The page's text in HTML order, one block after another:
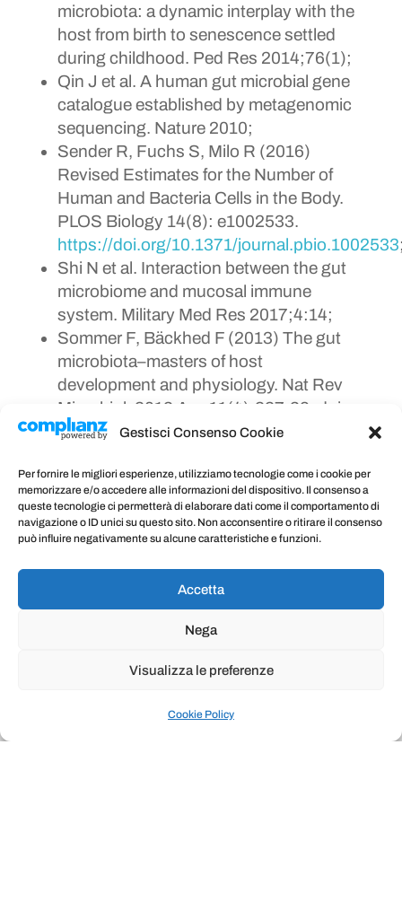
Gestisci Consenso Cookie
Per fornire le migliori esperienze, utilizziamo tecnologie come i cookie per
memorizzare e/o accedere alle informazioni del dispositivo. Il consenso a
queste tecnologie ci permetterà di elaborare dati come il comportamento di
navigazione o ID unici su questo sito. Non acconsentire o ritirare il consenso
può influire negativamente su alcune caratteristiche e funzioni.
Accetta
Nega
Visualizza le preferenze
Cookie Policy
microbiota: a dynamic interplay with the
host from birth to senescence settled
during childhood. Ped Res 2014;76(1);
Qin J et al. A human gut microbial gene
catalogue established by metagenomic
sequencing. Nature 2010;
Sender R, Fuchs S, Milo R (2016)
Revised Estimates for the Number of
Human and Bacteria Cells in the Body.
PLOS Biology 14(8): e1002533.
https://doi.org/10.1371/journal.pbio.1002533
Shi N et al. Interaction between the gut
microbiome and mucosal immune
system. Military Med Res 2017;4:14;
Sommer F, Bäckhed F (2013) The gut
microbiota–masters of host
development and physiology. Nat Rev
Microbiol. 2013 Apr;11(4):227-38. doi:
10.1038/nrmicro2974;
consequences of intestinal dysbiosis.
Cellular and Molecular Life Sciences
2017;74(16):2959-2977
Che cosa sono i probiotici?
Cosa sono i Prebiotici e a cosa servono